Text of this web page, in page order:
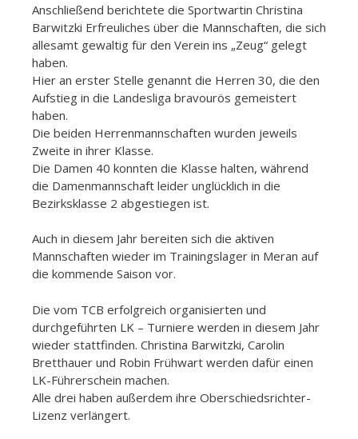
Anschließend berichtete die Sportwartin Christina
Barwitzki Erfreuliches über die Mannschaften, die sich
allesamt gewaltig für den Verein ins „Zeug“ gelegt
haben.
Hier an erster Stelle genannt die Herren 30, die den
Aufstieg in die Landesliga bravourös gemeistert
haben.
Die beiden Herrenmannschaften wurden jeweils
Zweite in ihrer Klasse.
Die Damen 40 konnten die Klasse halten, während
die Damenmannschaft leider unglücklich in die
Bezirksklasse 2 abgestiegen ist.
Auch in diesem Jahr bereiten sich die aktiven
Mannschaften wieder im Trainingslager in Meran auf
die kommende Saison vor.
Die vom TCB erfolgreich organisierten und
durchgeführten LK – Turniere werden in diesem Jahr
wieder stattfinden. Christina Barwitzki, Carolin
Bretthauer und Robin Frühwart werden dafür einen
LK-Führerschein machen.
Alle drei haben außerdem ihre Oberschiedsrichter-
Lizenz verlängert.